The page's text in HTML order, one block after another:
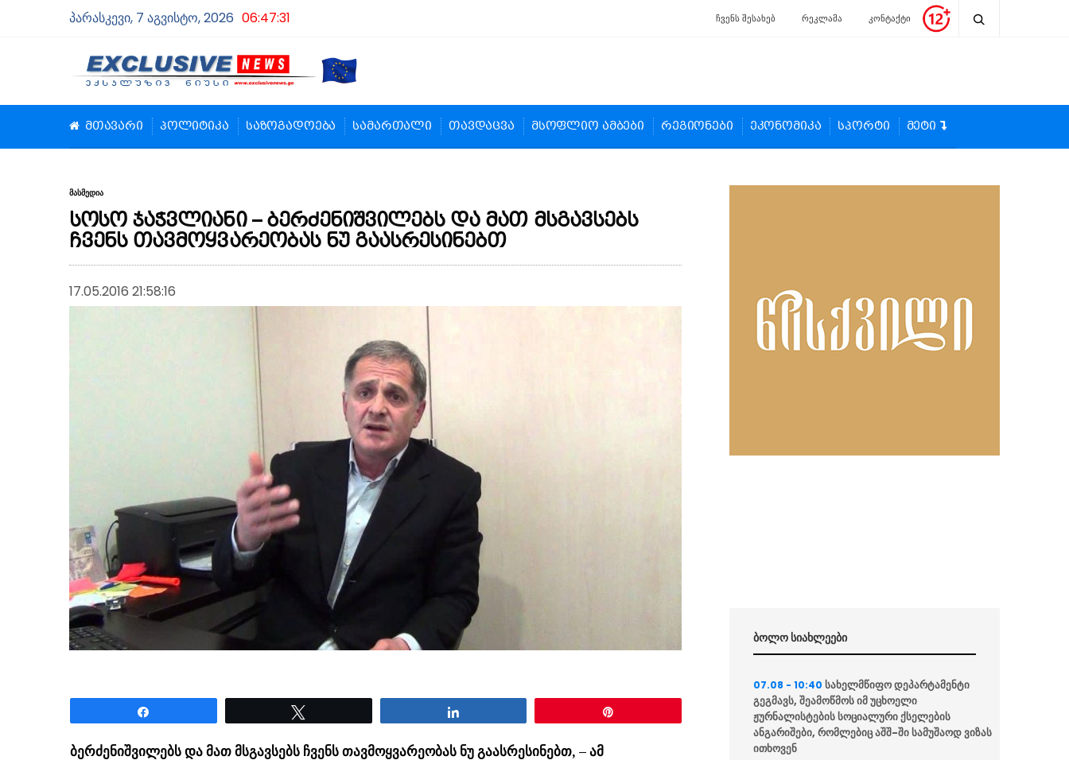
პარასკევი, 7 აგვისტო, 2026 06:47:32 ჩვენს შესახებ რეკლამა კონტაქტი
მთავარი პოლიტიკა საზოგადოება სამართალი თავდაცვა მსოფლიო ამბები რეგიონები ეკონომიკა სპორტი მეტი
მასმედია
სოსო ჯაჭვლიანი – ბერძენიშვილებს და მათ მსგავსებს
ჩვენს თავმოყვარეობას ნუ გაასრესინებთ
17.05.2016 21:58:16
ბერძენიშვილებს და მათ მსგავსებს ჩვენს თავმოყვარეობას ნუ გაასრესინებთ, – ამ
ბოლო სიახლეები
07.08 - 10:40სახელმწიფო დეპარტამენტი
გეგმავს, შეამოწმოს იმ უცხოელი
ჟურნალისტების სოციალური ქსელების
ანგარიშები, რომლებიც აშშ-ში სამუშაოდ ვიზას
ითხოვენ